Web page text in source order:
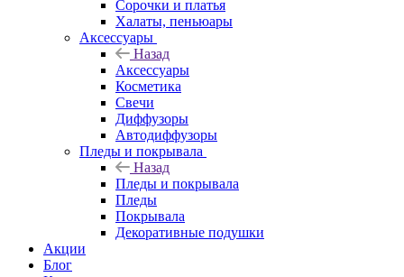
Сорочки и платья
Халаты, пеньюары
Аксессуары
Назад
Аксессуары
Косметика
Свечи
Диффузоры
Автодиффузоры
Пледы и покрывала
Назад
Пледы и покрывала
Пледы
Покрывала
Декоративные подушки
Акции
Блог